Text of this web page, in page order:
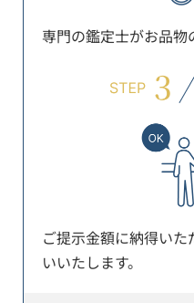
専門の鑑定士がお品物
ご提示金額に納得い
いいたします。